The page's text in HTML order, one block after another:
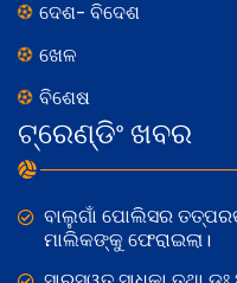
ଦେଶ- ବିଦେଶ
ଖେଳ
ବିଶେଷ
ଟ୍ରେଣ୍ଡିଂ ଖବର
ବାଲୁଗାଁ ପୋଲିସର
ମାଲିକଙ୍କୁ ଫେରାଇଲା।